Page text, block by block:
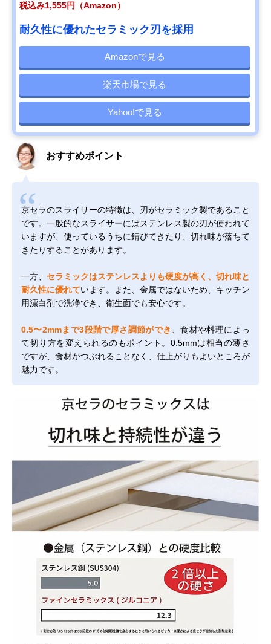
税込み1,555円（Amazon）
耐久性に優れたセラミック刃を採用
Amazonで見る
楽天市場で見る
Yahoo!で見る
おすすめポイント
京セラのスライサーの特徴は、刃がセラミック製であること
です。一般的なスライサーにはステンレス製の刃が使われて
いますが、使っているうちに錆びてきたり、切れ味が落ちて
きたりすることがあります。
一方、 セラミックはステンレスよりも硬度が高く、切れ味と
耐久性に優れています。また、金属ではないため、キッチン
用漂白剤で洗浄でき、衛生面でも安心です。
0.5〜2mmまで3段階で厚さ調節ができ
、食材や料理によっ
て切り方を変えられるのもポイント。0.5mmは相当の薄さ
ですが、食材がつぶれることなく、仕上がりもよいところが
魅力です。